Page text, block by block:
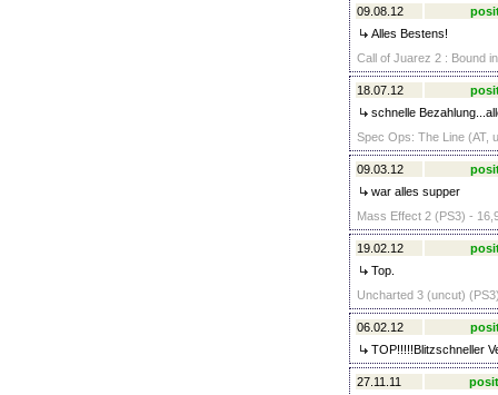
09.08.12
Alles Bestens!
Call of Juarez 2 : Bound
18.07.12
schnelle
Spec Ops: The Line (AT,
09.03.12
war alles supper
Mass Effect 2 (PS3) -
19.02.12
Top.
Uncharted 3 (uncut)
06.02.12
TOP!!!!!Blitzschneller
27.11.11